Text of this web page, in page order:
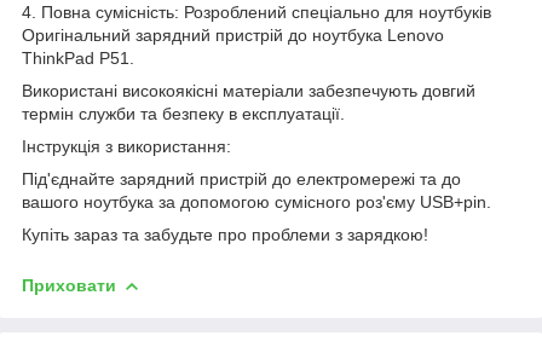
4. Повна сумісність: Розроблений спеціально для ноутбуків
Оригінальний зарядний пристрій до ноутбука Lenovo
ThinkPad P51.
Використані високоякісні матеріали забезпечують довгий
термін служби та безпеку в експлуатації.
Інструкція з використання:
Під'єднайте зарядний пристрій до електромережі та до
вашого ноутбука за допомогою сумісного роз'єму USB+pin.
Купіть зараз та забудьте про проблеми з зарядкою!
Приховати